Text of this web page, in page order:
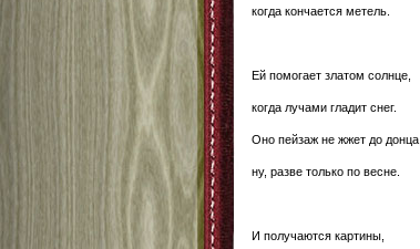
когда кончается метель.
Ей помогает златом солнце,
когда лучами гладит снег.
Оно пейзаж не жжет до донца,
ну, разве только по весне.
И получаются картины,